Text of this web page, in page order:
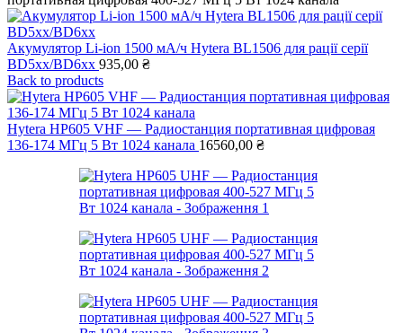
Акумулятор Li-ion 1500 мА/ч Hytera BL1506 для рації серії
BD5xx/BD6xx 935,00 ₴
Back to products
Hytera HP605 VHF — Радиостанция портативная цифровая
136-174 МГц 5 Вт 1024 канала 16560,00 ₴